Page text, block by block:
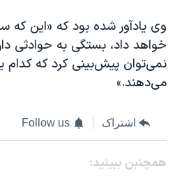
وی یادآور شده بود که «این‌ که
خواهد داد، بستگی به حوادثی
نمی‌توان پیش‌بینی کرد که کدام
می‌دهند.»
اشتراک Follow us
همچنبن ببینید: